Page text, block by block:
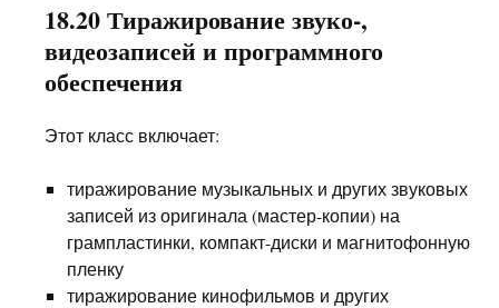
18.20 Тиражирование звуко-,
видеозаписей и программного
обеспечения
Этот класс включает:
тиражирование музыкальных и других звуковых
записей из оригинала (мастер-копии) на
грампластинки, компакт-диски и магнитофонную
пленку
тиражирование кинофильмов и других